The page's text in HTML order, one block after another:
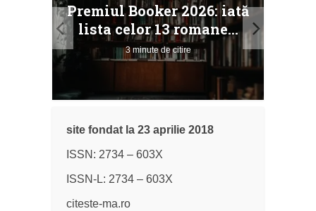
Premiul Booker 2026: iată
lista celor 13 romane...
3 minute de citire
site fondat la 23 aprilie 2018
ISSN: 2734 – 603X
ISSN-L: 2734 – 603X
citeste-ma.ro